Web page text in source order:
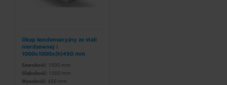
Okap kondensacyjny ze stali
nierdzewnej |
1000x1000x(h)450 mm
Szerokość: 1000 mm
Głębokość: 1000 mm
Wysokość: 450 mm